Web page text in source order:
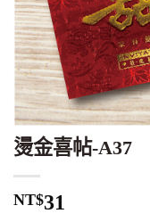
燙金喜帖-A37
NT$31